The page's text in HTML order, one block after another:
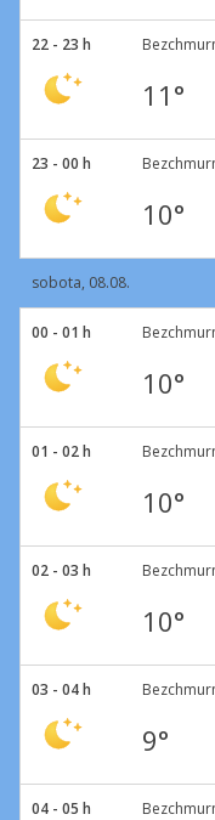
22 - 23 h
11°
23 - 00 h
10°
sobota, 08.08.
00 - 01 h
10°
01 - 02 h
10°
02 - 03 h
10°
03 - 04 h
9°
04 - 05 h